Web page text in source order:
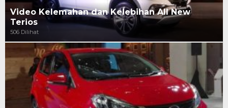
Video Kelemahan dan Kelebihan All New
Terios
506 Dilihat